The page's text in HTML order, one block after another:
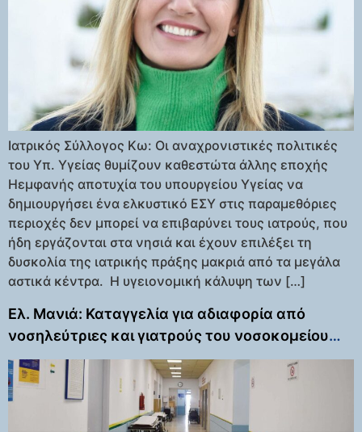
Ιατρικός Σύλλογος Κω: Οι αναχρονιστικές πολιτικές
του Υπ. Υγείας θυμίζουν καθεστώτα άλλης εποχής
Ηεμφανής αποτυχία του υπουργείου Υγείας να
δημιουργήσει ένα ελκυστικό ΕΣΥ στις παραμεθόριες
περιοχές δεν μπορεί να επιβαρύνει τους ιατρούς, που
ήδη εργάζονται στα νησιά και έχουν επιλέξει τη
δυσκολία της ιατρικής πράξης μακριά από τα μεγάλα
αστικά κέντρα. Η υγειονομική κάλυψη των […]
Ελ. Μανιά: Καταγγελία για αδιαφορία από
νοσηλεύτριες και γιατρούς του νοσοκομείου
Κω, με αποτέλεσμα να πεθάνει ο άνδρας της